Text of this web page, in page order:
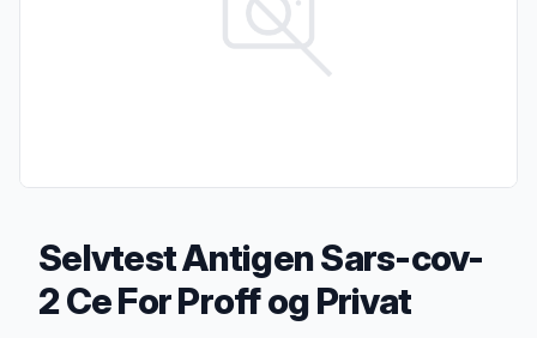
Selvtest Antigen Sars-cov-
2 Ce For Proff og Privat